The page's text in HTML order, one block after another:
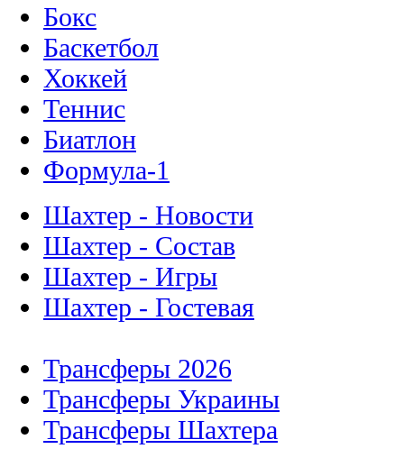
Бокс
Баскетбол
Хоккей
Теннис
Биатлон
Формула-1
Шахтер - Новости
Шахтер - Состав
Шахтер - Игры
Шахтер - Гостевая
Трансферы 2026
Трансферы Украины
Трансферы Шахтера